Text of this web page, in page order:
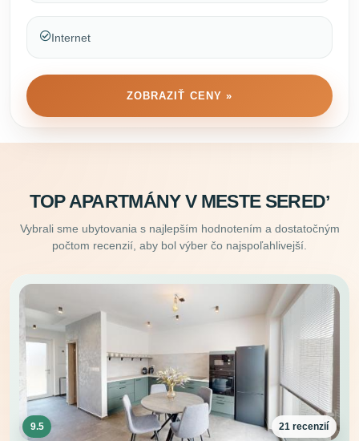
Internet
ZOBRAZIŤ CENY »
TOP APARTMÁNY V MESTE SEREDʼ
Vybrali sme ubytovania s najlepším hodnotením a dostatočným
počtom recenzií, aby bol výber čo najspoľahlivejší.
9.5 21 recenzií